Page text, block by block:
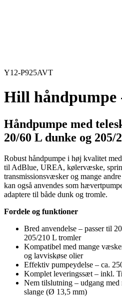
Y12-P925AVT
Hill håndpumpe
Håndpumpe med
20/60 L dunke og
Robust håndpumpe i høj kvalitet
til AdBlue, UREA, kølervæske,
transmissionsvæsker og mange
kan også anvendes som
adaptere til både dunk og tromle.
Fordele og funktioner
Bred anvendelse – passer til
205/210 L tromler
Kompatibel med mange
og lavviskøse olier
Effektiv pumpeydelse – ca.
Komplet leveringssæt – inkl.
Nem tilslutning – udgang
slange (Ø 13,5 mm)